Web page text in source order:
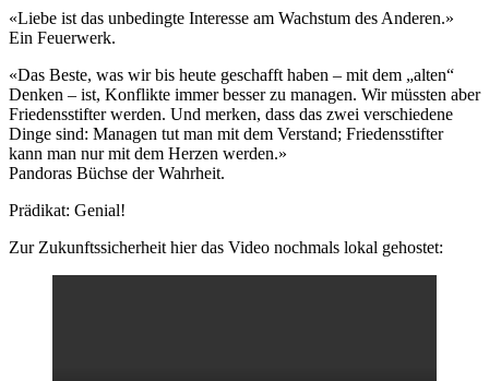
«Liebe ist das unbedingte Interesse am Wachstum des Anderen.»
Ein Feuerwerk.
«Das Beste, was wir bis heute geschafft haben – mit dem „alten“
Denken – ist, Konflikte immer besser zu managen. Wir müssten aber
Friedensstifter werden. Und merken, dass das zwei verschiedene
Dinge sind: Managen tut man mit dem Verstand; Friedensstifter
kann man nur mit dem Herzen werden.»
Pandoras Büchse der Wahrheit.
Prädikat: Genial!
Zur Zukunftssicherheit hier das Video nochmals lokal gehostet: